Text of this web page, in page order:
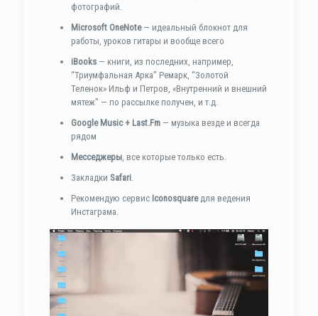
фотографий.
Microsoft OneNote— идеальный блокнот для
работы, уроков гитары и вообще всего
iBooks — книги, из последних, например,
“Триумфальная Арка” Ремарк, “Золотой
Теленок» Ильф и Петров, «Внутренний и внешний
мятеж” — по рассылке получен, и т.д.
Google Music + Last.Fm — музыка везде и всегда
рядом
Месседжеры, все которые только есть.
Закладки Safari.
Рекомендую сервис Iconosquareдля ведения
Инстаграма.